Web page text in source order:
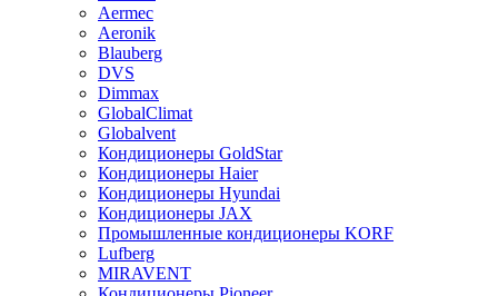
Aermec
Aeronik
Blauberg
DVS
Dimmax
GlobalClimat
Globalvent
Кондиционеры GoldStar
Кондиционеры Haier
Кондиционеры Hyundai
Кондиционеры JAX
Промышленные кондиционеры KORF
Lufberg
MIRAVENT